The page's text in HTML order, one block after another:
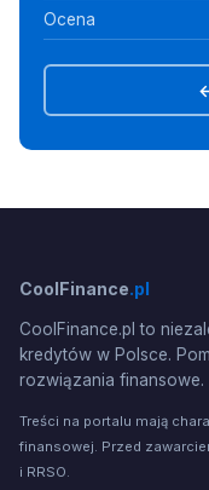
Ocena
CoolFinance.pl
CoolFinance.pl to
kredytów w Polsce.
rozwiązania finansowe.
Treści na portalu mają
finansowej. Przed
i RRSO.